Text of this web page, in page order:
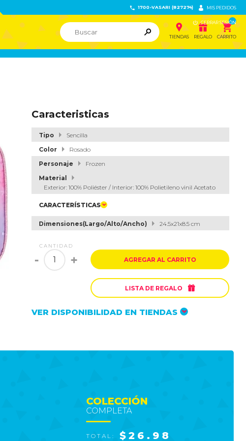
 1700-VASARI (827274)  MIS PEDIDOS
 CERRAR SESIÓN
 
TIENDAS

REGALO
ຐ
CARRITO
Caracteristicas
Tipo
Sencilla
Color
Rosado
Personaje
Frozen
Material
Exterior: 100% Poliéster / Interior: 100% Polietileno vinil Acetato
CARACTERÍSTICAS
Dimensiones(Largo/Alto/Ancho) 24.5x21x8.5 cm
CANTIDAD
- + AGREGAR AL CARRITO
LISTA DE REGALO 
VER DISPONIBILIDAD EN TIENDAS
COLECCIÓN
COMPLETA
TOTAL: $26.98